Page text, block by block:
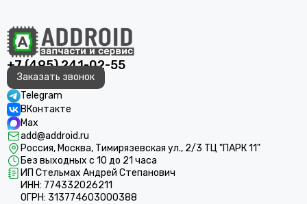
+7 (495) 241-02-55
Заказать звонок
Telegram
ВКонтакте
Max
add@addroid.ru
Россия, Москва, Тимирязевская ул., 2/3 ТЦ "ПАРК 11"
Без выходных с 10 до 21 часа
ИП Стельмах Андрей Степанович
ИНН: 774332026211
ОГРН: 313774603000388